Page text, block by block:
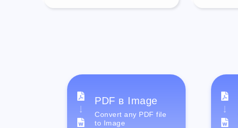
PDF в Image
Convert any PDF file
to Image